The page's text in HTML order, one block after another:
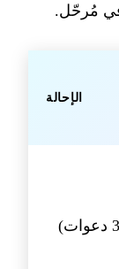
الإحالة